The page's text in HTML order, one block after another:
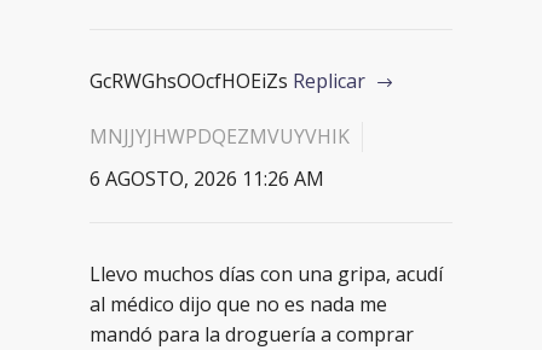
GcRWGhsOOcfHOEiZs Replicar
MNJJYJHWPDQEZMVUYVHIK
6 AGOSTO, 2026 11:26 AM
Llevo muchos días con una gripa, acudí
al médico dijo que no es nada me
mandó para la droguería a comprar